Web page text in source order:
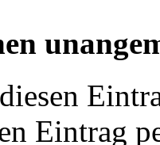
Eintrag